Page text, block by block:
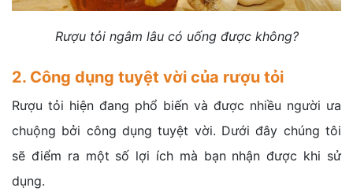
Rượu tỏi ngâm lâu có uống được không?
2. Công dụng tuyệt vời của rượu tỏi
Rượu tỏi hiện đang phổ biến và được nhiều người ưa
chuộng bởi công dụng tuyệt vời. Dưới đây chúng tôi
sẽ điểm ra một số lợi ích mà bạn nhận được khi sử
dụng.